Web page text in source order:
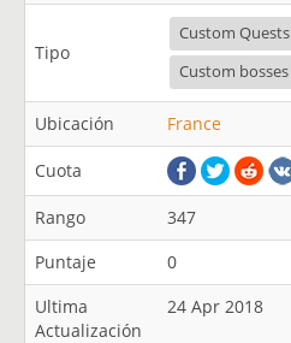
Tipo
Custom Quests
Custom bosses
Ubicación France
Cuota
Rango
347
Puntaje
0
Ultima
Actualización
24 Apr 2018